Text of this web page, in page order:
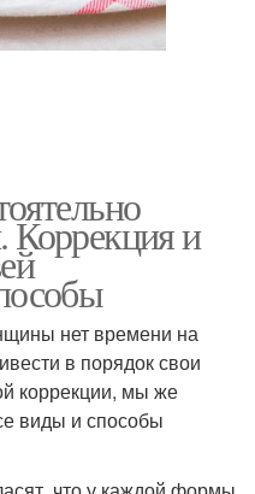
Коррекция и
нет времени на
в порядок свои
коррекции, мы же
виды и способы